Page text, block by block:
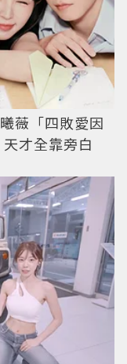
薇「四敗愛因
才全靠旁白